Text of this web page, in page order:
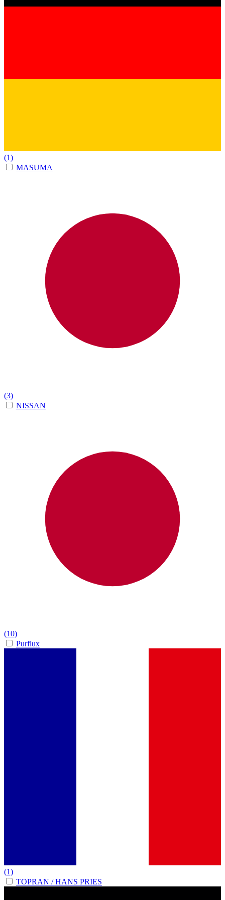
(1)
MASUMA
(3)
NISSAN
(10)
Purflux
(1)
TOPRAN / HANS PRIES